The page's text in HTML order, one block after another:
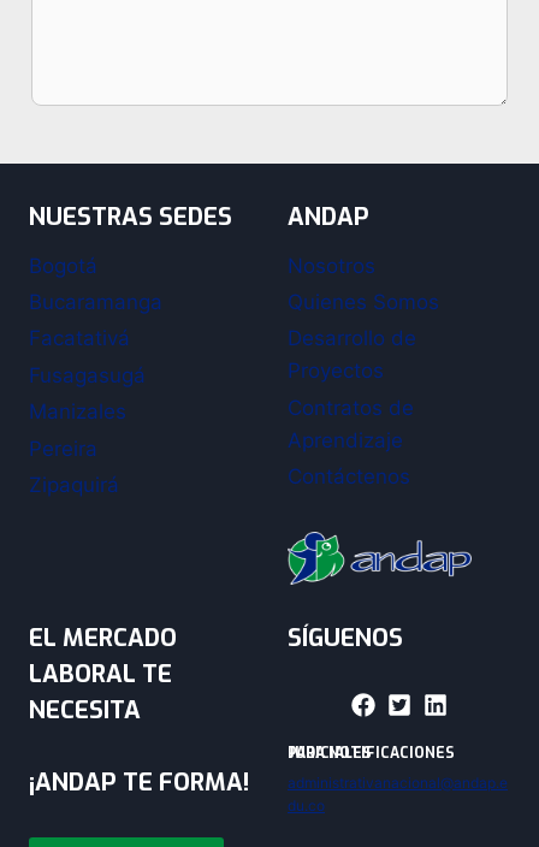
NUESTRAS SEDES
Bogotá
Bucaramanga
Facatativá
Fusagasugá
Manizales
Pereira
Zipaquirá
ANDAP
Nosotros
Quienes Somos
Desarrollo de
Proyectos
Contratos de
Aprendizaje
Contáctenos
EL MERCADO
LABORAL TE
NECESITA
¡ANDAP TE FORMA!
SÍGUENOS
PARA NOTIFICACIONES JUDICIALES
administrativanacional@andap.e
du.co